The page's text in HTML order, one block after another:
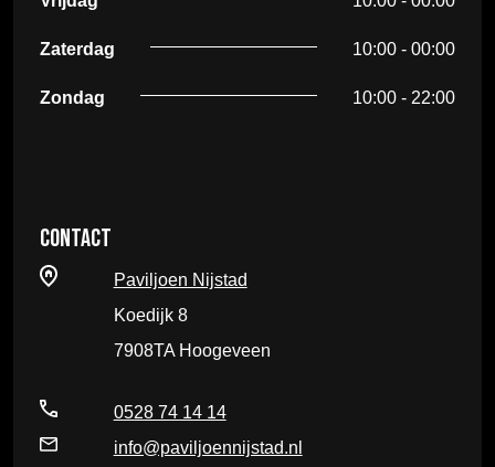
Zaterdag 10:00 - 00:00
Zondag 10:00 - 22:00
Contact
Paviljoen Nijstad
Koedijk 8
7908TA Hoogeveen
0528 74 14 14
info@paviljoennijstad.nl